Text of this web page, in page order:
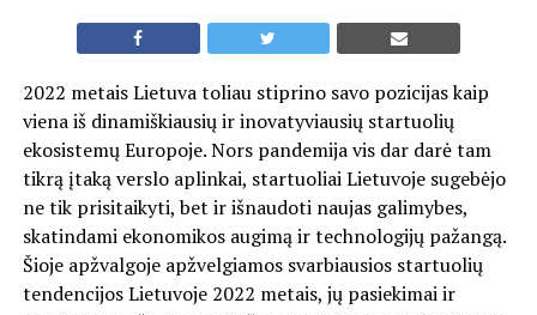
2022 metais Lietuva toliau stiprino savo pozicijas kaip
viena iš dinamiškiausių ir inovatyviausių startuolių
ekosistemų Europoje. Nors pandemija vis dar darė tam
tikrą įtaką verslo aplinkai, startuoliai Lietuvoje sugebėjo
ne tik prisitaikyti, bet ir išnaudoti naujas galimybes,
skatindami ekonomikos augimą ir technologijų pažangą.
Šioje apžvalgoje apžvelgiamos svarbiausios startuolių
tendencijos Lietuvoje 2022 metais, jų pasiekimai ir